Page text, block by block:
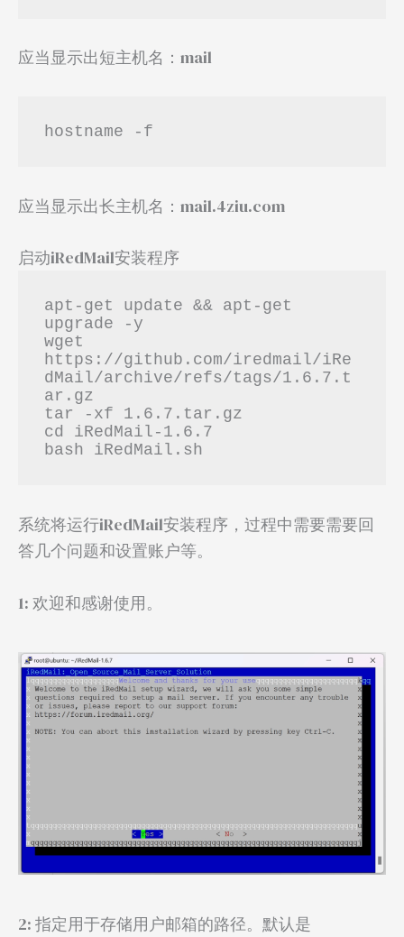
应当显示出短主机名：mail
hostname -f
应当显示出长主机名：mail.4ziu.com
启动iRedMail安装程序
apt-get update && apt-get
upgrade -y
wget
https://github.com/iredmail/iRe
dMail/archive/refs/tags/1.6.7.t
ar.gz
tar -xf 1.6.7.tar.gz
cd iRedMail-1.6.7
bash iRedMail.sh
系统将运行iRedMail安装程序，过程中需要需要回
答几个问题和设置账户等。
1: 欢迎和感谢使用。
2: 指定用于存储用户邮箱的路径。默认是